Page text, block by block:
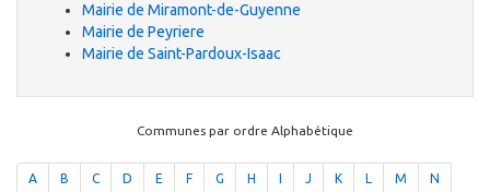
Mairie de Miramont-de-Guyenne
Mairie de Peyriere
Mairie de Saint-Pardoux-Isaac
Communes par ordre Alphabétique
A B C D E F G H J K L M N